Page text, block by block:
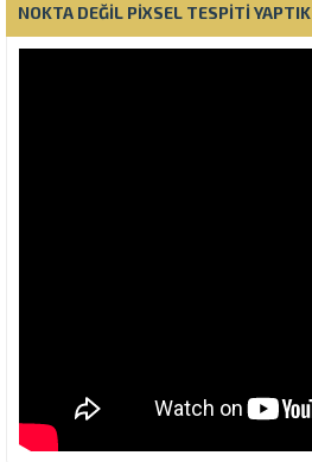
NOKTA DEĞIL PIXSEL TESPITI YAPTIK